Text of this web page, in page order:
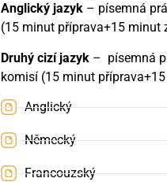
Anglický jazyk – písemná
(15 minut příprava+15 minut
Druhý cizí jazyk – písemná
komisí (15 minut
Anglický
Německý
Francouzský